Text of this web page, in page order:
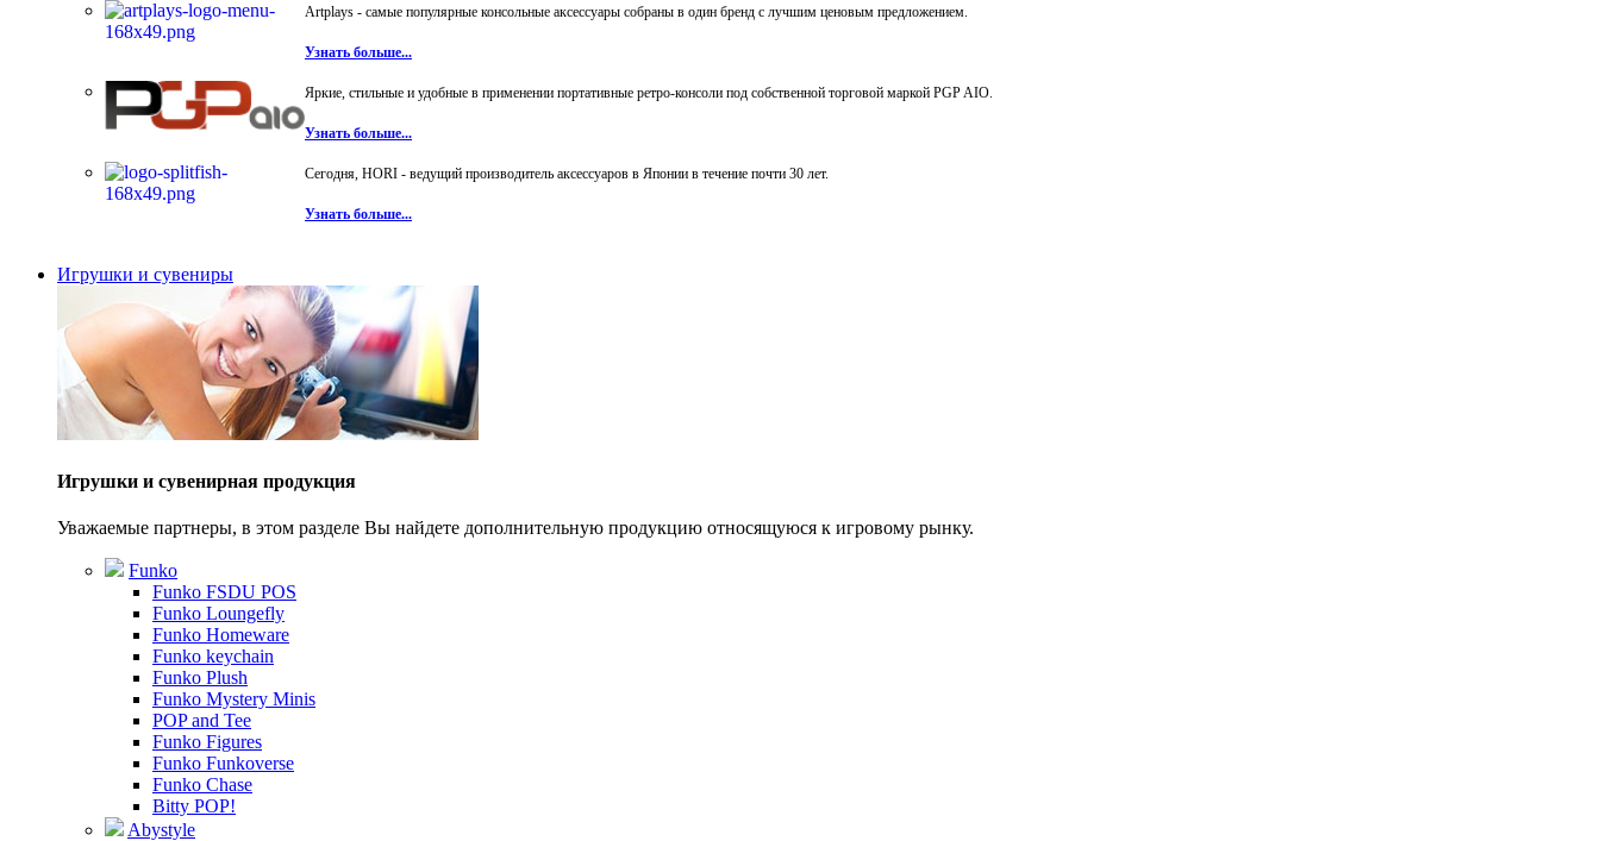
Artplays - самые популярные консольные аксессуары собраны в один бренд с лучшим ценовым предложением.
Узнать больше...
Яркие, стильные и удобные в применении портативные ретро-консоли под собственной торговой маркой PGP AIO.
Узнать больше...
Сегодня, HORI - ведущий производитель аксессуаров в Японии в течение почти 30 лет.
Узнать больше...
Игрушки и сувениры
Игрушки и сувенирная продукция
Уважаемые партнеры, в этом разделе Вы найдете дополнительную продукцию относящуюся к игровому рынку.
Funko
Funko FSDU POS
Funko Loungefly
Funko Homeware
Funko keychain
Funko Plush
Funko Mystery Minis
POP and Tee
Funko Figures
Funko Funkoverse
Funko Chase
Bitty POP!
Abystyle